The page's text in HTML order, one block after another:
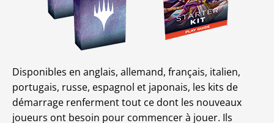
Disponibles en anglais, allemand, français, italien,
portugais, russe, espagnol et japonais, les kits de
démarrage renferment tout ce dont les nouveaux
joueurs ont besoin pour commencer à jouer. Ils